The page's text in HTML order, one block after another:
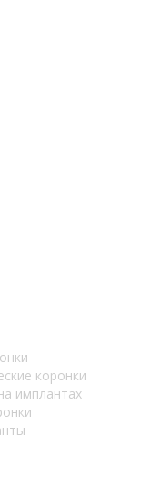
коронки
имплантах